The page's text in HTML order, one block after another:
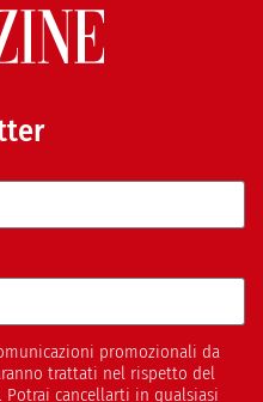
promozionali da
trattati nel rispetto del
Potrai cancellarti in qualsiasi